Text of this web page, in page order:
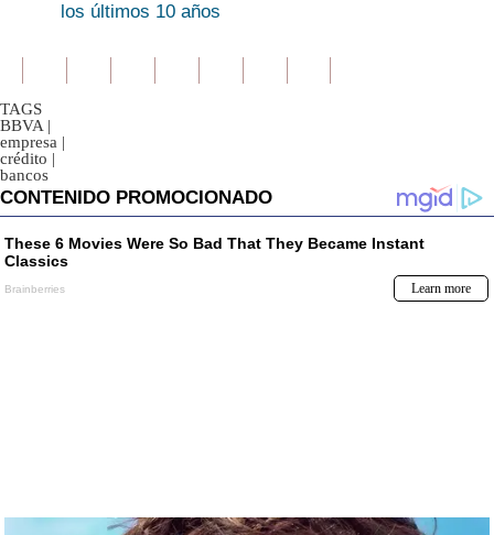
los últimos 10 años
TAGS
BBVA |
empresa |
crédito |
bancos